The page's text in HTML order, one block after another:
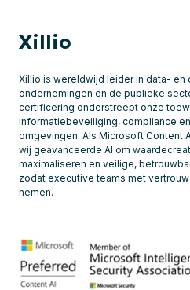
Xillio
Xillio is wereldwijd leider in data- en
ondernemingen en de publieke
certificering onderstreept onze
informatiebeveiliging, compliance
omgevingen. Als Microsoft Content
wij geavanceerde AI om
maximaliseren en veilige,
zodat executive teams met
nemen.